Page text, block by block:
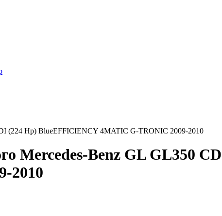
(224 Hp) BlueEFFICIENCY 4MATIC G-TRONIC 2009-2010
Mercedes-Benz GL GL350
2010